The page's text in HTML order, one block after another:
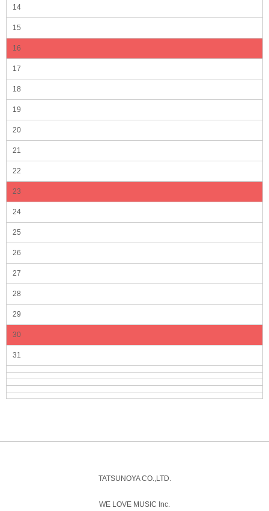
14
15
16
17
18
19
20
21
22
23
24
25
26
27
28
29
30
31
TATSUNOYA CO.,LTD.
WE LOVE MUSIC Inc.